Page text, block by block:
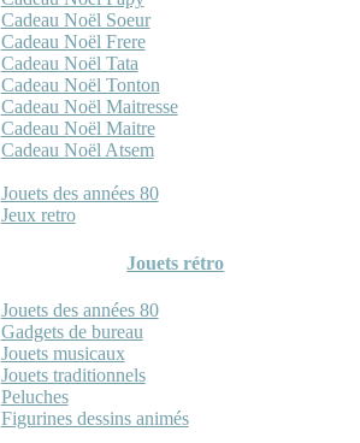
Cadeau Noël Soeur
Cadeau Noël Frere
Cadeau Noël Tata
Cadeau Noël Tonton
Cadeau Noël Maitresse
Cadeau Noël Maitre
Cadeau Noël Atsem
Jouets des années 80
Jeux retro
Jouets rétro
Jouets des années 80
Gadgets de bureau
Jouets musicaux
Jouets traditionnels
Peluches
Figurines dessins animés